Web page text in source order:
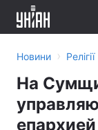
Новини › Релігії
На
епархией